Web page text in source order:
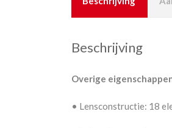
Beschrijving
Overige
• Lensconstructie: 18